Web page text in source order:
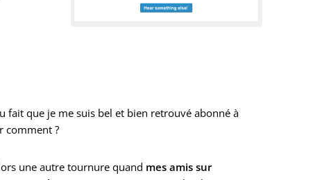
fait que je me suis bel et bien retrouvé abonné à
comment ?
une autre tournure quand mes amis sur